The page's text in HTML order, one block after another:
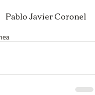
Pablo Javier Coronel